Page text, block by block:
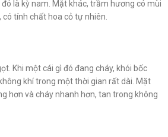
là kỳ nam. Mặt khác, trầm hương có mùi
có tính chất hoa cỏ tự nhiên.
Khi một cái gì đó đang cháy, khói bốc
khí trong một thời gian rất dài. Mặt
hơn và cháy nhanh hơn, tan trong không